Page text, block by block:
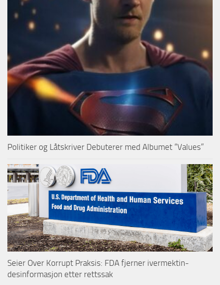
Politiker og Låtskriver Debuterer med Albumet “Values”
Seier Over Korrupt Praksis: FDA fjerner ivermektin-
desinformasjon etter rettssak